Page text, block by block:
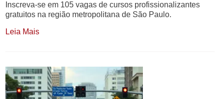
Inscreva-se em 105 vagas de cursos profissionalizantes
gratuitos na região metropolitana de São Paulo.
Leia Mais